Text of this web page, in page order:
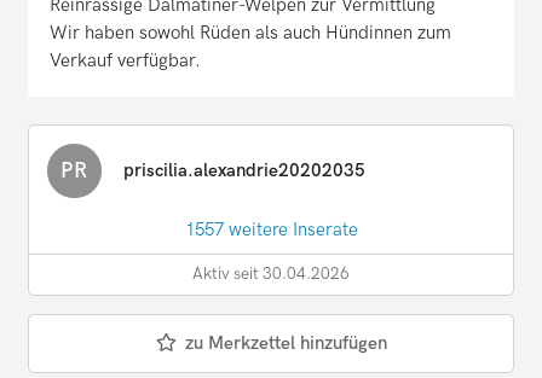
Reinrassige Dalmatiner-Welpen zur Vermittlung
Wir haben sowohl Rüden als auch Hündinnen zum
Verkauf verfügbar.
PR priscilia.alexandrie20202035
1557 weitere Inserate
Aktiv seit 30.04.2026
zu Merkzettel hinzufügen